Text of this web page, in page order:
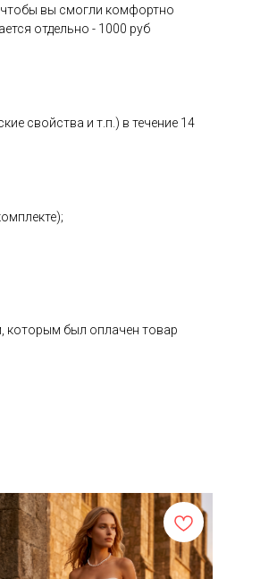
чтобы вы смогли комфортно
отдельно - 1000 руб
свойства и т.п.) в течение 14
которым был оплачен товар